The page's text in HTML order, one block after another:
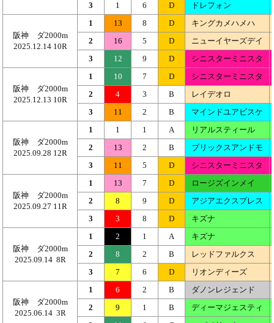
3 1 6 D ドレフォン
阪神 ダ2000m
2025.12.14 10R
1 13 8 D キングカメハメハ
2 16 5 D ニューイヤーズデイ
3 12 9 D シニスターミニスタ
阪神 ダ2000m
2025.12.13 10R
1 10 7 D シニスターミニスタ
2 4 3 B レイデオロ
3 11 2 B マインドユアビスケ
阪神 ダ2000m
2025.09.28 12R
1 1 1 A リアルスティール
2 13 2 B ブリックスアンドモ
3 11 5 D シニスターミニスタ
阪神 ダ2000m
2025.09.27 11R
1 13 7 D ロージズインメイ
2 8 9 D アジアエクスプレス
3 3 8 D キズナ
阪神 ダ2000m
2025.09.14 8R
1 2 1 A キズナ
2 8 2 B レッドファルクス
3 7 6 D リオンディーズ
阪神 ダ2000m
2025.06.14 3R
1 6 2 B ダノンレジェンド
2 9 1 B ディーマジェスティ